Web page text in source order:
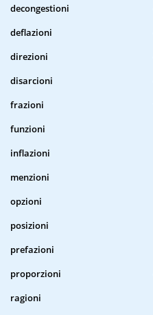
decongestioni
deflazioni
direzioni
disarcioni
frazioni
funzioni
inflazioni
menzioni
opzioni
posizioni
prefazioni
proporzioni
ragioni